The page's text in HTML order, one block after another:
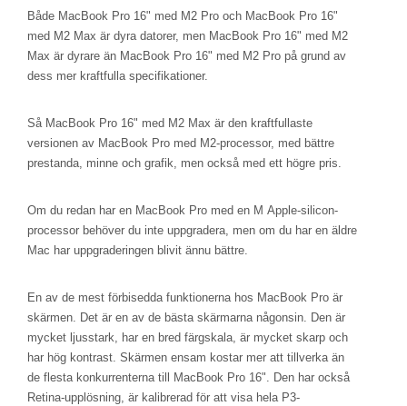
Både MacBook Pro 16" med M2 Pro och MacBook Pro 16"
med M2 Max är dyra datorer, men MacBook Pro 16" med M2
Max är dyrare än MacBook Pro 16" med M2 Pro på grund av
dess mer kraftfulla specifikationer.
Så MacBook Pro 16" med M2 Max är den kraftfullaste
versionen av MacBook Pro med M2-processor, med bättre
prestanda, minne och grafik, men också med ett högre pris.
Om du redan har en MacBook Pro med en M Apple-silicon-
processor behöver du inte uppgradera, men om du har en äldre
Mac har uppgraderingen blivit ännu bättre.
En av de mest förbisedda funktionerna hos MacBook Pro är
skärmen. Det är en av de bästa skärmarna någonsin. Den är
mycket ljusstark, har en bred färgskala, är mycket skarp och
har hög kontrast. Skärmen ensam kostar mer att tillverka än
de flesta konkurrenterna till MacBook Pro 16". Den har också
Retina-upplösning, är kalibrerad för att visa hela P3-